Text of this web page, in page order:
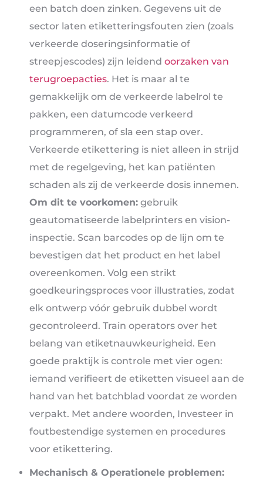
een batch doen zinken. Gegevens uit de
sector laten etiketteringsfouten zien (zoals
verkeerde doseringsinformatie of
streepjescodes) zijn leidend oorzaken van
terugroepacties. Het is maar al te
gemakkelijk om de verkeerde labelrol te
pakken, een datumcode verkeerd
programmeren, of sla een stap over.
Verkeerde etikettering is niet alleen in strijd
met de regelgeving, het kan patiënten
schaden als zij de verkeerde dosis innemen.
Om dit te voorkomen: gebruik
geautomatiseerde labelprinters en vision-
inspectie. Scan barcodes op de lijn om te
bevestigen dat het product en het label
overeenkomen. Volg een strikt
goedkeuringsproces voor illustraties, zodat
elk ontwerp vóór gebruik dubbel wordt
gecontroleerd. Train operators over het
belang van etiketnauwkeurigheid. Een
goede praktijk is controle met vier ogen:
iemand verifieert de etiketten visueel aan de
hand van het batchblad voordat ze worden
verpakt. Met andere woorden, Investeer in
foutbestendige systemen en procedures
voor etikettering.
Mechanisch & Operationele problemen: